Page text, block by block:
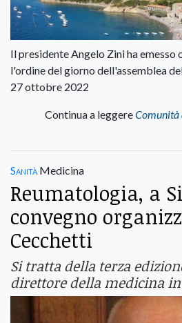
Il presidente Angelo Zini ha emesso
l'ordine del giorno dell'assemblea
27 ottobre 2022
Continua a leggereComunità
Sanità Medicina
Reumatologia, a
convegno
Cecchetti
Si tratta della terza
direttore della medicina